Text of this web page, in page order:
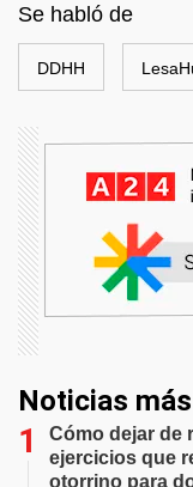
Se habló de
DDHH
Noticias
Cómo dejar de
ejercicios que
otorrino para